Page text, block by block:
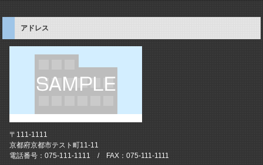
アドレス
〒111-1111
京都府京都市テスト町11-11
電話番号：075-111-1111 / FAX：075-111-1111